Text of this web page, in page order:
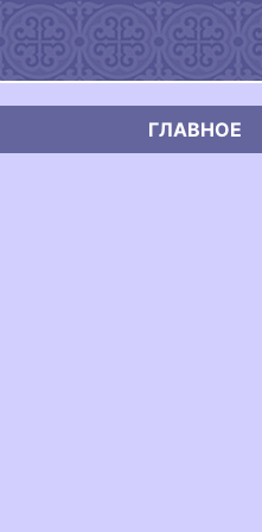
ГЛАВНОЕ